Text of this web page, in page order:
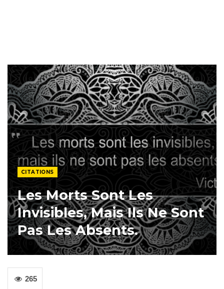
CITATIONS
Les Morts Sont Les
Invisibles, Mais Ils Ne Sont
Pas Les Absents.
265